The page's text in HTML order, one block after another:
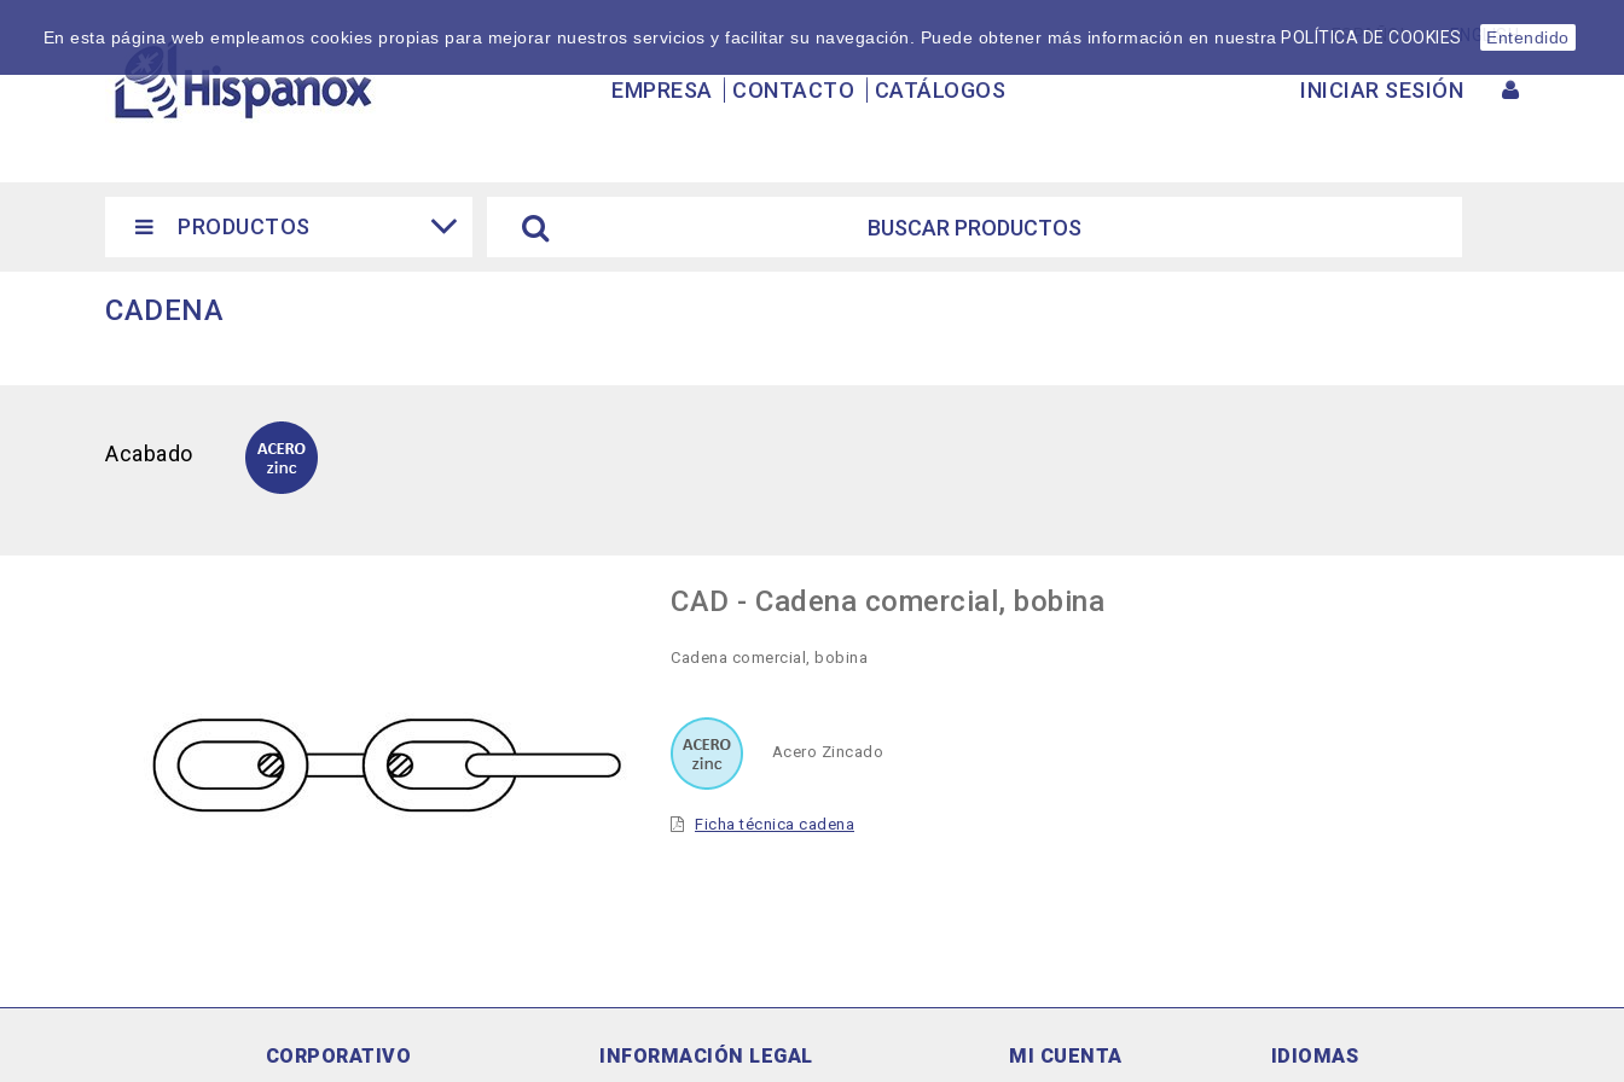
EMPRESA CONTACTO CATÁLOGOS
ESPAÑOL ENGLISH
INICIAR SESIÓN
PRODUCTOS
CADENA
Acabado
CAD - Cadena comercial, bobina
Cadena comercial, bobina
Acero Zincado
Ficha técnica cadena
CORPORATIVO INFORMACIÓN LEGAL MI CUENTA
En esta página web empleamos cookies propias para mejorar nuestros servicios y facilitar su navegación. Puede obtener más información en nuestra POLÍTICA DE COOKIES Entendido
IDIOMAS